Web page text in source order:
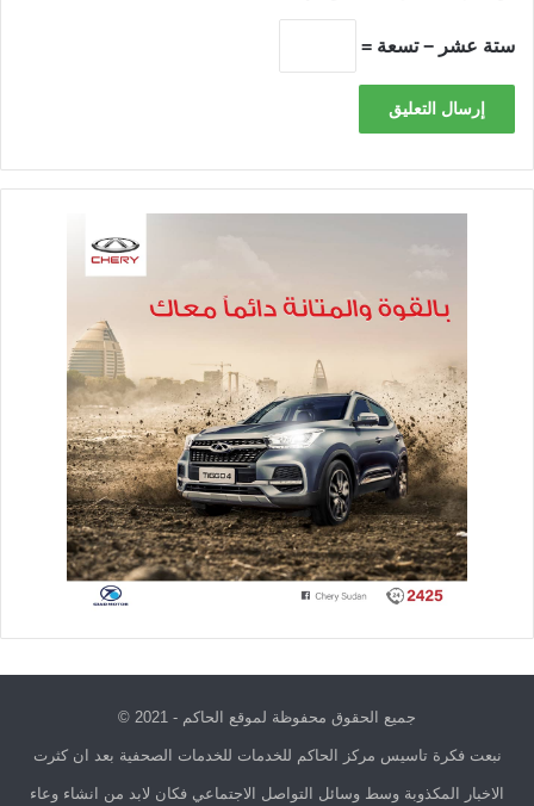
ستة عشر − تسعة =
جميع الحقوق محفوظة لموقع الحاكم - 2021 ©
نبعت فكرة تاسيس مركز الحاكم للخدمات للخدمات الصحفية بعد ان كثرت
الاخبار المكذوبة وسط وسائل التواصل الاجتماعي فكان لابد من انشاء وعاء